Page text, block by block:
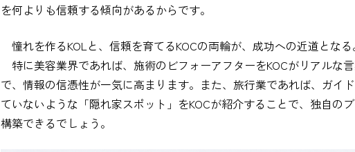
を何よりも信頼する傾向があるからです。
憧れを作るKOLと、信頼を育てるKOCの両輪が、成功への近道となる
特に美容業界であれば、施術のビフォーアフターをKOCがリアルな
で、情報の信憑性が一気に高まります。また、旅行業であれば、ガイ
ていないような「隠れ家スポット」をKOCが紹介することで、独自の
構築できるでしょう。